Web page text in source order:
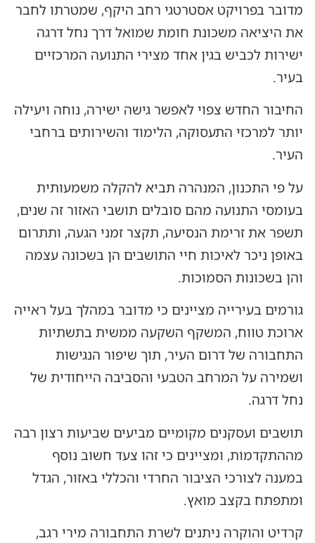
מדובר בפרויקט אסטרטגי רחב היקף, שמטרתו לחבר
את היציאה משכונת חומת שמואל דרך נחל דרגה
ישירות לכביש בגין אחד מצירי התנועה המרכזיים
בעיר.
החיבור החדש צפוי לאפשר גישה ישירה, נוחה ויעילה
יותר למרכזי התעסוקה, הלימוד והשירותים ברחבי
העיר.
על פי התכנון, המנהרה תביא להקלה משמעותית
בעומסי התנועה מהם סובלים תושבי האזור זה שנים,
תשפר את זרימת הנסיעה, תקצר זמני הגעה, ותתרום
באופן ניכר לאיכות חיי התושבים הן בשכונה עצמה
והן בשכונות הסמוכות.
גורמים בעירייה מציינים כי מדובר במהלך בעל ראייה
ארוכת טווח, המשקף השקעה ממשית בתשתיות
התחבורה של דרום העיר, תוך שיפור הנגישות
ושמירה על המרחב הטבעי והסביבה הייחודית של
נחל דרגה.
תושבים ועסקנים מקומיים מביעים שביעות רצון רבה
מההתקדמות, ומציינים כי זהו צעד חשוב נוסף
במענה לצורכי הציבור החרדי והכללי באזור, הגדל
ומתפתח בקצב מואץ.
קרדיט והוקרה ניתנים לשרת התחבורה מירי רגב,